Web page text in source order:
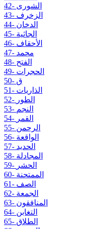
42- الشورى
43- الزخرف
44- الدخان
45- الجاثية
46- الأحقاف
47- محمد
48- الفتح
49- الحجرات
50- ق
51- الذاريات
52- الطور
53- النجم
54- القمر
55- الرحمن
56- الواقعة
57- الحديد
58- المجادلة
59- الحشر
60- الممتحنة
61- الصف
62- الجمعة
63- المنافقون
64- التغابن
65- الطلاق